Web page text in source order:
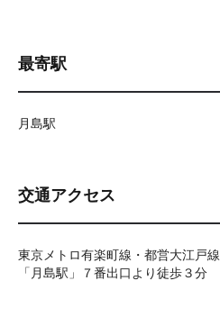
最寄駅
月島駅
交通アクセス
東京メトロ有楽町線・都営大江戸線
「月島駅」７番出口より徒歩３分